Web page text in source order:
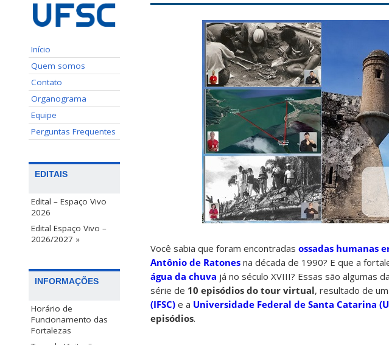
Início
Quem somos
Contato
Organograma
Equipe
Perguntas Frequentes
EDITAIS
Edital – Espaço Vivo
2026
Edital Espaço Vivo –
2026/2027 »
INFORMAÇÕES
Horário de
Funcionamento das
Fortalezas
Você sabia que foram encontradas ossadas humanas
Antônio de Ratones na década de 1990? E que a
água da chuva já no século XVIII? Essas são algumas
série de 10 episódios do tour virtual, resultado de
(IFSC) e a Universidade Federal de Santa Catarina
episódios.